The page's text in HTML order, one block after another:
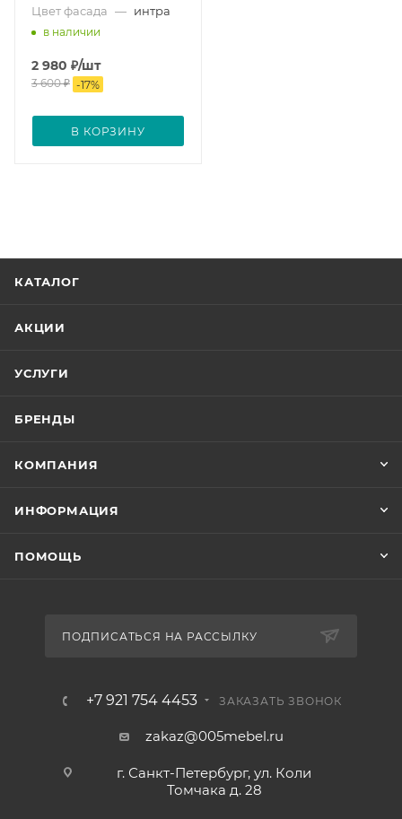
Цвет фасада — интра
в наличии
2 980 ₽/шт
3 600₽ -17%
В КОРЗИНУ
КАТАЛОГ
АКЦИИ
УСЛУГИ
БРЕНДЫ
КОМПАНИЯ
ИНФОРМАЦИЯ
ПОМОЩЬ
ПОДПИСАТЬСЯ НА РАССЫЛКУ
+7 921 754 4453 ЗАКАЗАТЬ ЗВОНОК
zakaz@005mebel.ru
г. Санкт-Петербург, ул. Коли
Томчака д. 28